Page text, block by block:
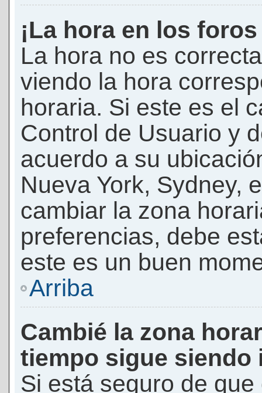
¡La hora en los
La hora no es
viendo la hora
horaria. Si este es el
Control de Usuario y
acuerdo a su
Nueva York, Sydney,
cambiar la zona
preferencias, debe
este es un buen
Arriba
Cambié la zona
tiempo sigue siendo
Si está seguro de